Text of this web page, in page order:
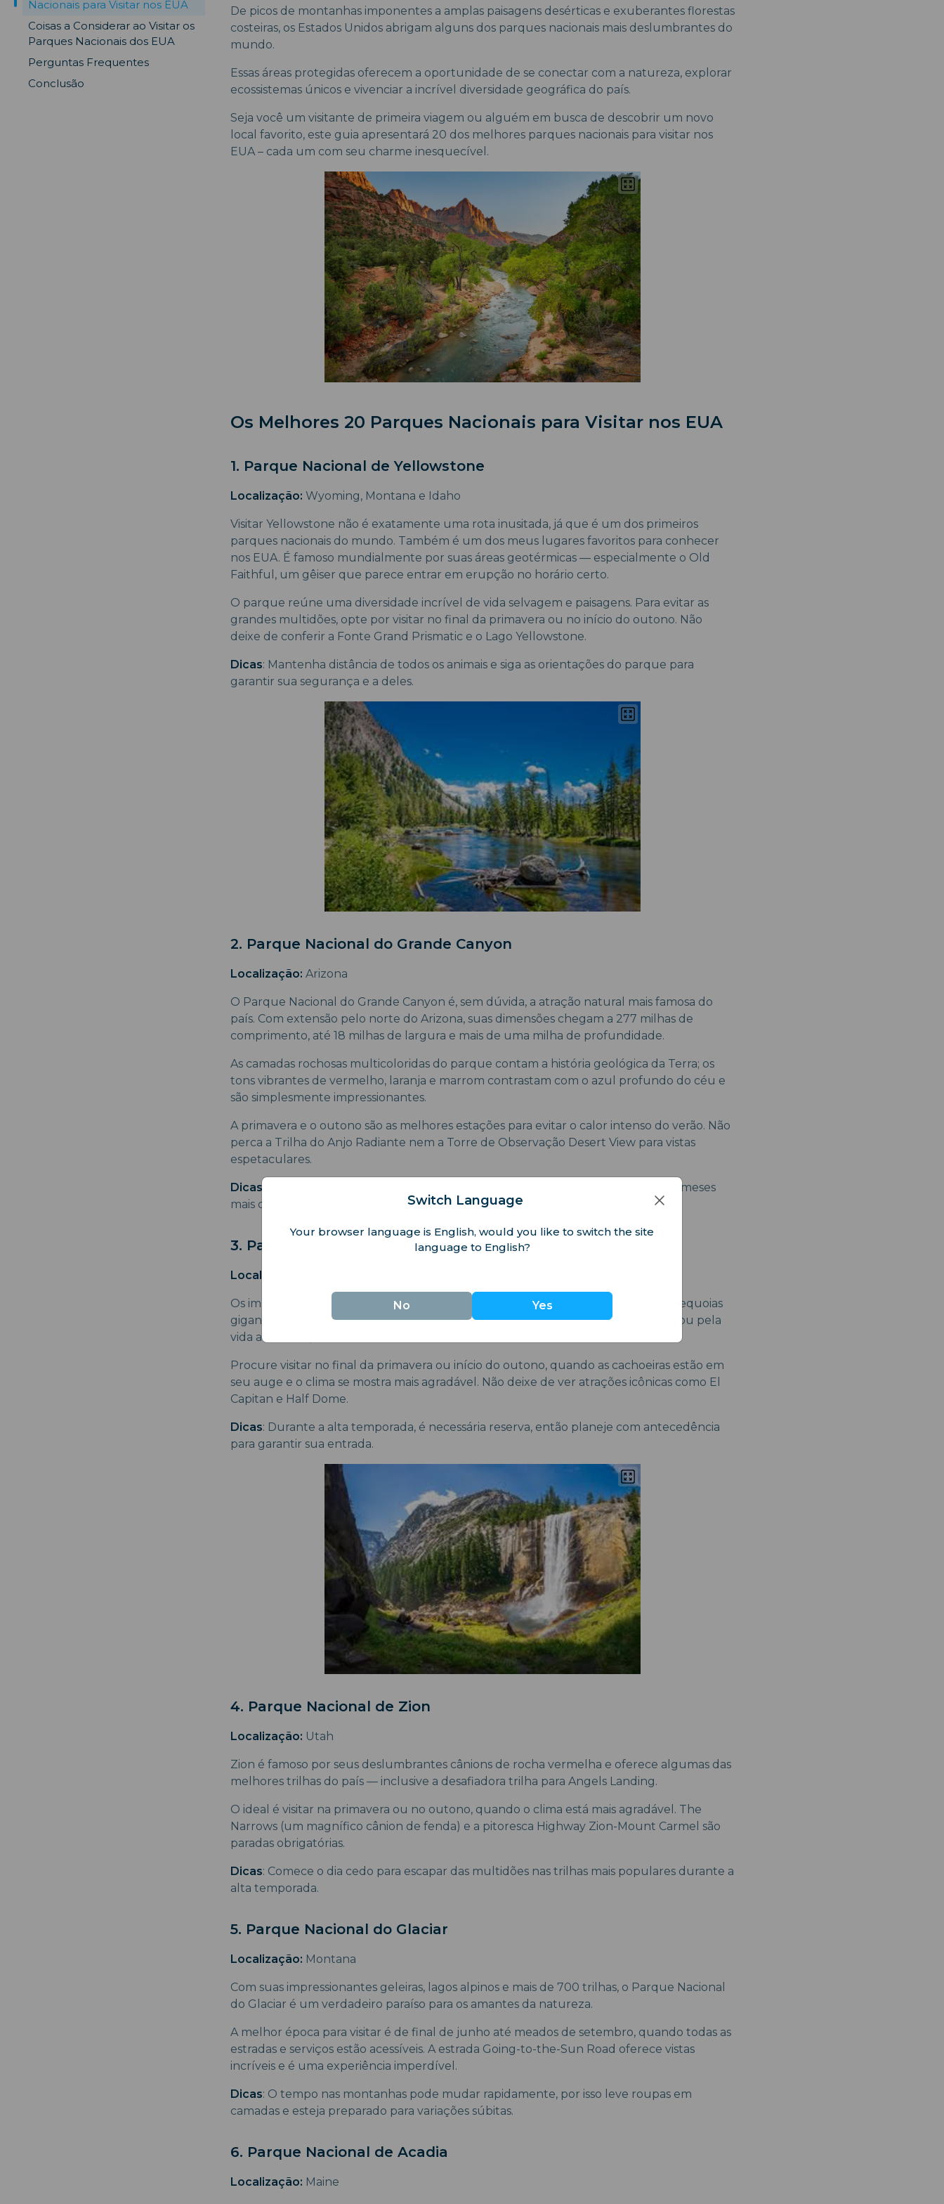
Nacionais para Visitar nos EUA
Coisas a Considerar ao Visitar os
Parques Nacionais dos EUA
Perguntas Frequentes
Conclusão
De picos de montanhas imponentes a amplas paisagens desérticas e exuberantes florestas
costeiras, os Estados Unidos abrigam alguns dos parques nacionais mais deslumbrantes do
mundo.
Essas áreas protegidas oferecem a oportunidade de se conectar com a natureza, explorar
ecossistemas únicos e vivenciar a incrível diversidade geográfica do país.
Seja você um visitante de primeira viagem ou alguém em busca de descobrir um novo
local favorito, este guia apresentará 20 dos melhores parques nacionais para visitar nos
EUA – cada um com seu charme inesquecível.
Os Melhores 20 Parques Nacionais para Visitar nos EUA
1. Parque Nacional de Yellowstone
Localização: Wyoming, Montana e Idaho
Visitar Yellowstone não é exatamente uma rota inusitada, já que é um dos primeiros
parques nacionais do mundo. Também é um dos meus lugares favoritos para conhecer
nos EUA. É famoso mundialmente por suas áreas geotérmicas — especialmente o Old
Faithful, um gêiser que parece entrar em erupção no horário certo.
O parque reúne uma diversidade incrível de vida selvagem e paisagens. Para evitar as
grandes multidões, opte por visitar no final da primavera ou no início do outono. Não
deixe de conferir a Fonte Grand Prismatic e o Lago Yellowstone.
Dicas: Mantenha distância de todos os animais e siga as orientações do parque para
garantir sua segurança e a deles.
2. Parque Nacional do Grande Canyon
Localização: Arizona
O Parque Nacional do Grande Canyon é, sem dúvida, a atração natural mais famosa do
país. Com extensão pelo norte do Arizona, suas dimensões chegam a 277 milhas de
comprimento, até 18 milhas de largura e mais de uma milha de profundidade.
As camadas rochosas multicoloridas do parque contam a história geológica da Terra; os
tons vibrantes de vermelho, laranja e marrom contrastam com o azul profundo do céu e
são simplesmente impressionantes.
A primavera e o outono são as melhores estações para evitar o calor intenso do verão. Não
perca a Trilha do Anjo Radiante nem a Torre de Observação Desert View para vistas
espetaculares.
Dicas : Sempre leve bastante água, especialmente se for fazer trilhas durante os meses
mais quentes.
3. Parque Nacional de Yosemite
Localização:
Os imponentes penhascos de granito, as cachoeiras majestosas e os bosques de sequoias
gigantes de Yosemite impressionam a todos. Se você é apaixonado por aventura ou pela
vida ao ar livre, Yosemite é o destino ideal.
Procure visitar no final da primavera ou início do outono, quando as cachoeiras estão em
seu auge e o clima se mostra mais agradável. Não deixe de ver atrações icônicas como El
Capitan e Half Dome.
Dicas: Durante a alta temporada, é necessária reserva, então planeje com antecedência
para garantir sua entrada.
4. Parque Nacional de Zion
Localização: Utah
Zion é famoso por seus deslumbrantes cânions de rocha vermelha e oferece algumas das
melhores trilhas do país — inclusive a desafiadora trilha para Angels Landing.
O ideal é visitar na primavera ou no outono, quando o clima está mais agradável. The
Narrows (um magnífico cânion de fenda) e a pitoresca Highway Zion-Mount Carmel são
paradas obrigatórias.
Dicas: Comece o dia cedo para escapar das multidões nas trilhas mais populares durante a
alta temporada.
5. Parque Nacional do Glaciar
Localização: Montana
Com suas impressionantes geleiras, lagos alpinos e mais de 700 trilhas, o Parque Nacional
do Glaciar é um verdadeiro paraíso para os amantes da natureza.
A melhor época para visitar é de final de junho até meados de setembro, quando todas as
estradas e serviços estão acessíveis. A estrada Going-to-the-Sun Road oferece vistas
incríveis e é uma experiência imperdível.
Dicas: O tempo nas montanhas pode mudar rapidamente, por isso leve roupas em
camadas e esteja preparado para variações súbitas.
6. Parque Nacional de Acadia
Localização: Maine
Switch Language
Your browser language is English, would you like to switch the site
language to English?
No Yes